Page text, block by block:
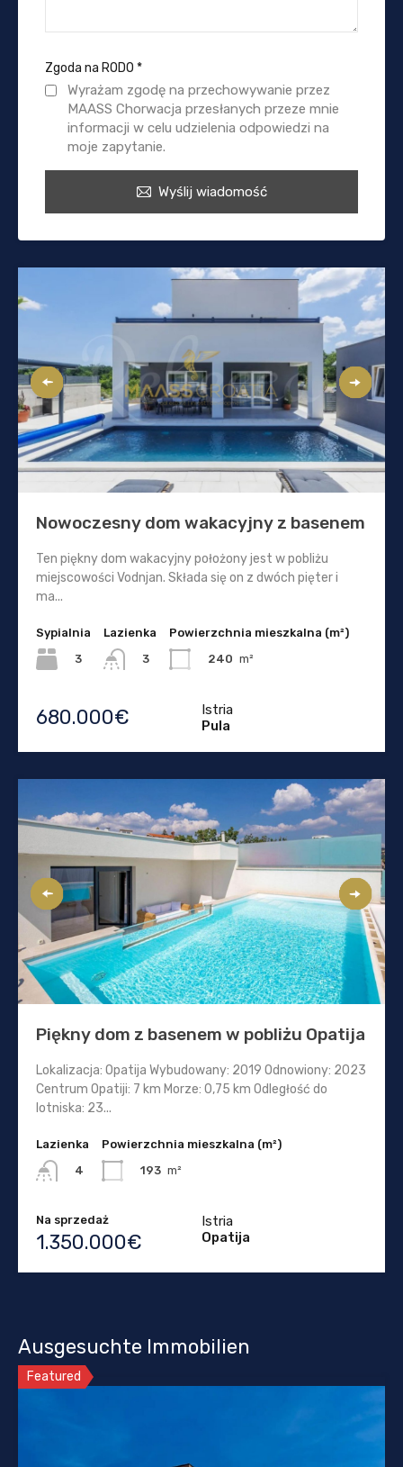
Zgoda na RODO *
Wyrażam zgodę na przechowywanie przez
MAASS Chorwacja przesłanych przeze mnie
informacji w celu udzielenia odpowiedzi na
moje zapytanie.
Wyślij wiadomość
Nowoczesny dom wakacyjny z basenem
Ten piękny dom wakacyjny położony jest w pobliżu
miejscowości Vodnjan. Składa się on z dwóch pięter i
ma...
Sypialnia
3
Lazienka
3
Powierzchnia mieszkalna (m²)
240 m²
680.000€
Istria
Pula
Piękny dom z basenem w pobliżu Opatija
Lokalizacja: Opatija Wybudowany: 2019 Odnowiony: 2023
Centrum Opatiji: 7 km Morze: 0,75 km Odległość do
lotniska: 23...
Lazienka
4
Powierzchnia mieszkalna (m²)
193 m²
Na sprzedaż
1.350.000€
Istria
Opatija
Ausgesuchte Immobilien
Featured